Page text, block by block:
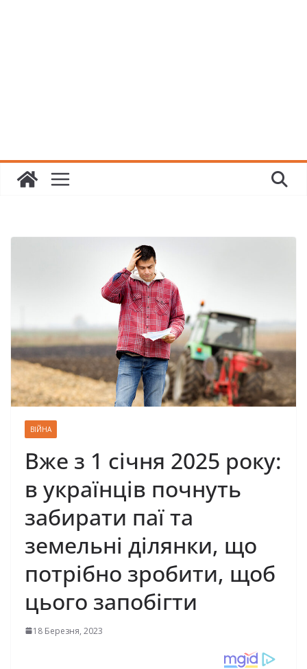
ВІЙНА
Вже з 1 січня 2025 року:
в українців почнуть
забирати паї та
земельні ділянки, що
потрібно зробити, щоб
цього запобігти
18 Березня, 2023